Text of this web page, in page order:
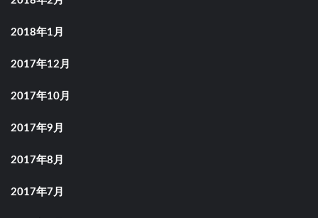
2018年1月
2017年12月
2017年10月
2017年9月
2017年8月
2017年7月